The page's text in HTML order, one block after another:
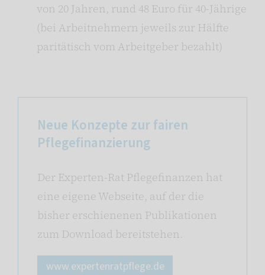
von 20 Jahren, rund 48 Euro für 40-Jährige
(bei Arbeitnehmern jeweils zur Hälfte
paritätisch vom Arbeitgeber bezahlt)
Neue Konzepte zur fairen
Pflegefinanzierung
Der Experten-Rat Pflegefinanzen hat
eine eigene Webseite, auf der die
bisher erschienenen Publikationen
zum Download bereitstehen.
www.expertenratpflege.de